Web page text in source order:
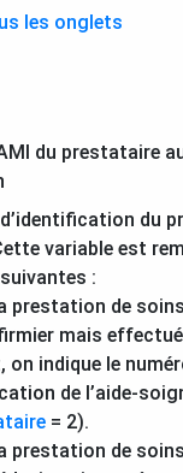
les onglets
du prestataire
du
variable est
:
prestation de
mais
on indique le
de l’aide-
= 2).
prestation de